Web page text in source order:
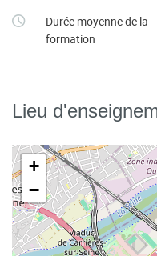
Durée moyenne de la
formation
Lieu
+
−